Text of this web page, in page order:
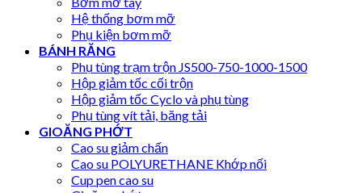
Hệ thống bơm mỡ
Phụ kiện bơm mỡ
BÁNH RĂNG
Phụ tùng trạm trộn JS500-750-1000-1500
Hộp giảm tốc cối trộn
Hộp giảm tốc Cyclo và phụ tùng
Phụ tùng vít tải, băng tải
GIOĂNG PHỚT
Cao su giảm chấn
Cao su POLYURETHANE Khớp nối
Cup pen cao su